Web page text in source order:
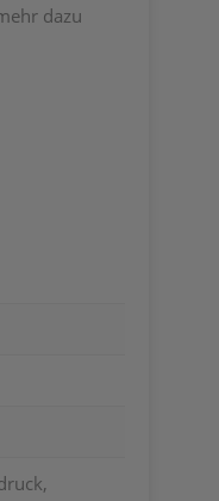
dazu